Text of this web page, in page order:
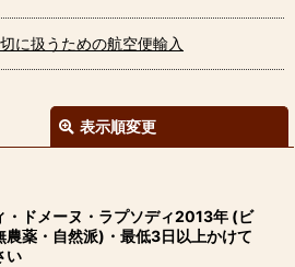
に扱うための航空便輸入
表示順変更
・ドメーヌ・ラプソディ2013年 (ビ
農薬・自然派)・最低3日以上かけて
い